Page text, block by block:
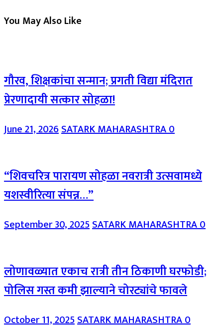
You May Also Like
गौरव, शिक्षकांचा सन्मान; प्रगती विद्या मंदिरात
प्रेरणादायी सत्कार सोहळा!
June 21, 2026SATARK MAHARASHTRA0
“शिवचरित्र पारायण सोहळा नवरात्री उत्सवामध्ये
यशस्वीरित्या संपन्न…”
September 30, 2025SATARK MAHARASHTRA0
लोणावळ्यात एकाच रात्री तीन ठिकाणी घरफोडी;
पोलिस गस्त कमी झाल्याने चोरट्यांचे फावले
October 11, 2025SATARK MAHARASHTRA0